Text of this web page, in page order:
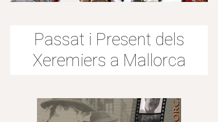
Passat i Present dels
Xeremiers a Mallorca